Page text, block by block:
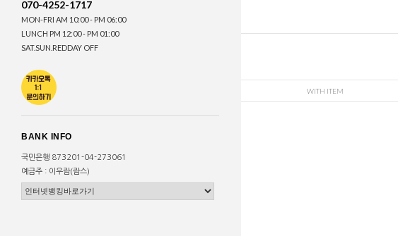
070-4252-1717
MON-FRI AM 10:00 - PM 06:00
LUNCH PM 12:00 - PM 01:00
SAT.SUN.REDDAY OFF
BANK INFO
국민은행 873201-04-273061
예금주 : 이우람(람스)
WITH ITEM